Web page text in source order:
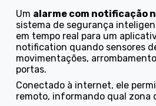
Um alarme com notificação
sistema de segurança
em tempo real para um
notification quando sensores
movimentações,
portas.
Conectado à internet, ele
remoto, informando qual zona